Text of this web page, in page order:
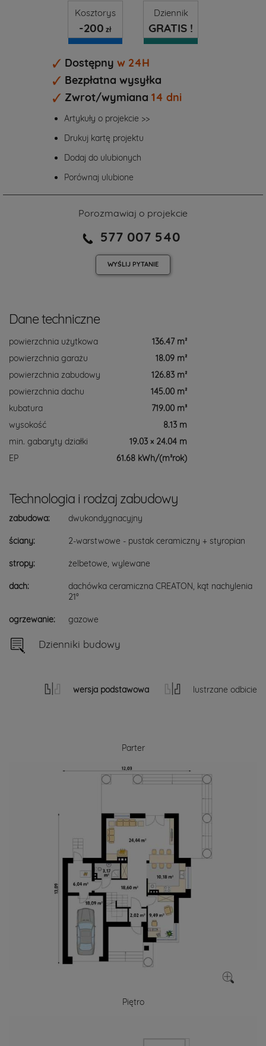
Kosztorys
-200 zł
Dziennik
GRATIS !
Dostępny w 24H
Bezpłatna wysyłka
Zwrot/wymiana 14 dni
Artykuły o projekcie >>
Drukuj kartę projektu
Dodaj do ulubionych
Porównaj ulubione
Porozmawiaj o projekcie
577 007 540
WYŚLIJ PYTANIE
Dane techniczne
powierzchnia użytkowa
136.47 m²
powierzchnia garażu
18.09 m²
powierzchnia zabudowy
126.83 m²
powierzchnia dachu
145.00 m²
kubatura
719.00 m³
wysokość
8.13 m
min. gabaryty działki
19.03 × 24.04 m
EP
61.68 kWh/(m²rok)
Technologia i rodzaj zabudowy
zabudowa: dwukondygnacyjny
ściany: 2-warstwowe - pustak ceramiczny + styropian
stropy: żelbetowe, wylewane
dach:
dachówka ceramiczna CREATON, kąt nachylenia
21°
ogrzewanie: gazowe
Dzienniki budowy
wersja podstawowa lustrzane odbicie
Parter
Piętro